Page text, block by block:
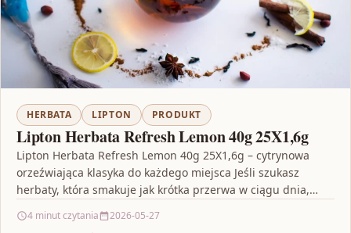
HERBATA LIPTON PRODUKT
Lipton Herbata Refresh Lemon 40g 25X1,6g
Lipton Herbata Refresh Lemon 40g 25X1,6g – cytrynowa
orzeźwiająca klasyka do każdego miejsca Jeśli szukasz
herbaty, która smakuje jak krótka przerwa w ciągu dnia,…
4 minut czytania 2026-05-27